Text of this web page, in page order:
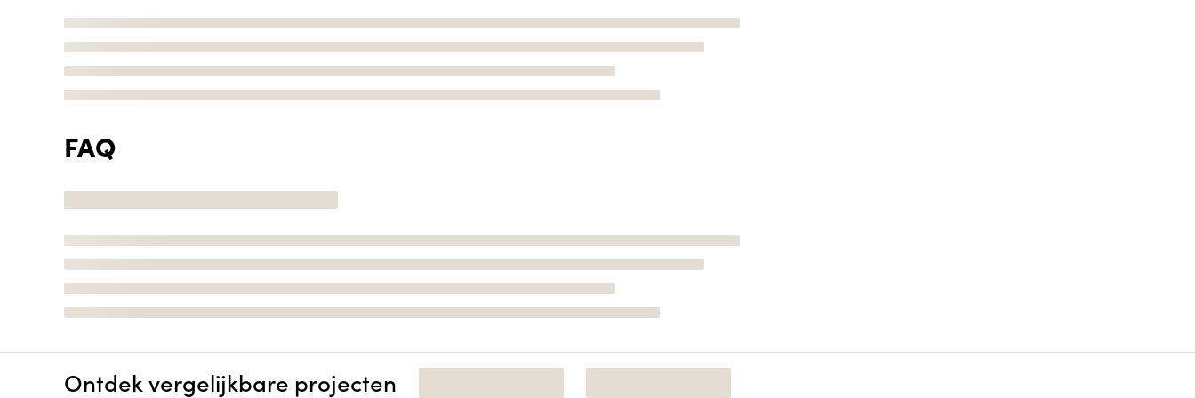
FAQ
Ontdek vergelijkbare projecten